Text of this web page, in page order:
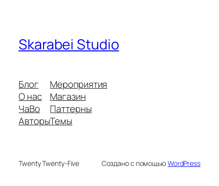
Skarabei Studio
Блог
О нас
ЧаВо
Авторы
Мероприятия
Магазин
Паттерны
Темы
Twenty Twenty-Five Создано с помощьюWordPress